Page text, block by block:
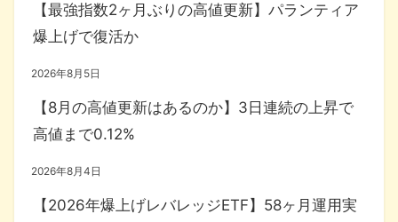
【最強指数2ヶ月ぶりの高値更新】パランティア
爆上げで復活か
2026年8月5日
【8月の高値更新はあるのか】3日連続の上昇で
高値まで0.12%
2026年8月4日
【2026年爆上げレバレッジETF】58ヶ月運用実